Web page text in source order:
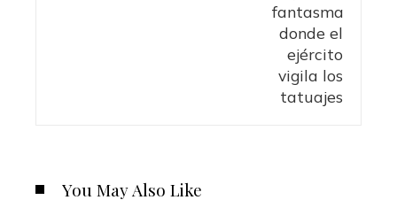
You May Also Like